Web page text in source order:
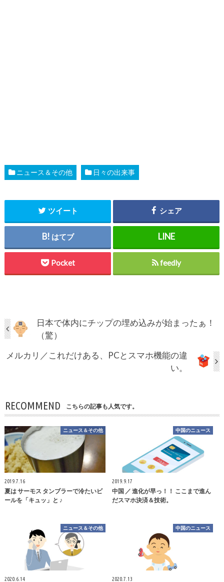
ニュース＆その他 日々の出来事
ツイート シェア
はてブ
Pocket feedly
日本で体内にチップの埋め込みが始まったぁ！
（驚）
メルカリ／これだけある、PCとスマホ機能の違
い。
RECOMMEND こちらの記事も人気です。
ニュース＆その他
2019.7.16
夏は サーモス タンブラーで冷たいビ
ールを「キュッ」と ♪
中国のニュース
2019.9.17
中国 ／ 進化が早っ！！ ここまで進ん
だスマホ決済＆技術。
ニュース＆その他
2020.6.14
中国のニュース
2020.7.13